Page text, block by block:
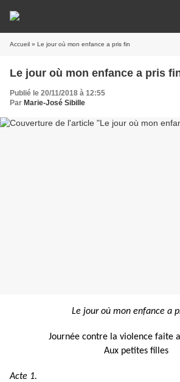
Accueil » Le jour où mon enfance a pris fin
Le jour où mon enfance a pris
Publié le 20/11/2018 à 12:55
Par Marie-José Sibille
Le jour où mon enfance a
Journée contre la violence faite
Aux petites filles
Acte 1.